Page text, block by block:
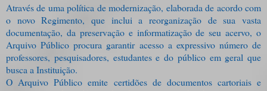
Através de uma política de modernização, elaborada de acordo com
o novo Regimento, que inclui a reorganização de sua vasta
documentação, da preservação e informatização de seu acervo, o
Arquivo Público procura garantir acesso a expressivo número de
professores, pesquisadores, estudantes e do público em geral que
busca a Instituição.
O Arquivo Público emite certidões de documentos cartoriais e